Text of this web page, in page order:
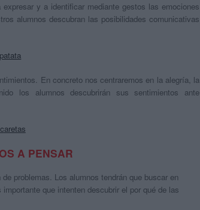
y a identificar mediante gestos las emociones
alumnos descubran las posibilidades comunicativas
En concreto nos centraremos en la alegría, la
los alumnos descubrirán sus sentimientos ante
A PENSAR
problemas. Los alumnos tendrán que buscar en
que intenten descubrir el por qué de las